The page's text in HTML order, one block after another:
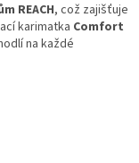
REACH, což zajišťuje
karimatka Comfort
na každé